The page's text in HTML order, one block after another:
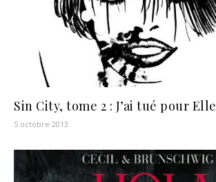
Sin City, tome 2 : J’ai tué pour Elle
5 octobre 2013